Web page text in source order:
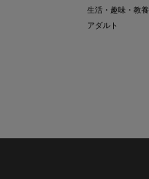
生活・趣味・教養
アダルト